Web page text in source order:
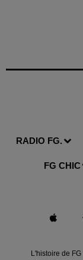
RADIO FG.
FG CHIC
L'histoire de FG